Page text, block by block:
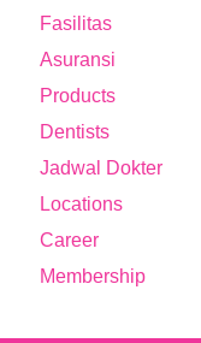
Fasilitas
Asuransi
Products
Dentists
Jadwal Dokter
Locations
Career
Membership